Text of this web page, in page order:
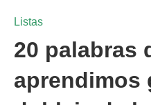
Listas
20 palabras
aprendimos